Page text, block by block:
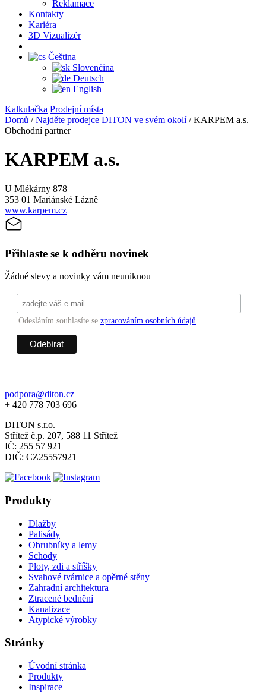
Reklamace
Kontakty
Kariéra
3D Vizualizér
Čeština
Slovenčina
Deutsch
English
Kalkulačka Prodejní místa
Domů /Najděte prodejce DITON ve svém okolí/KARPEM a.s.
Obchodní partner
KARPEM a.s.
U Mlékárny 878
353 01 Mariánské Lázně
www.karpem.cz
Přihlaste se k odběru novinek
Žádné slevy a novinky vám neuniknou
Odesláním souhlasíte se zpracováním osobních údajů
podpora@diton.cz
+ 420 778 703 696
DITON s.r.o.
Střítež č.p. 207, 588 11 Střítež
IČ: 255 57 921
DIČ: CZ25557921
Produkty
Dlažby
Palisády
Obrubníky a lemy
Schody
Ploty, zdi a stříšky
Svahové tvárnice a opěrné stěny
Zahradní architektura
Ztracené bednění
Kanalizace
Atypické výrobky
Stránky
Úvodní stránka
Produkty
Inspirace